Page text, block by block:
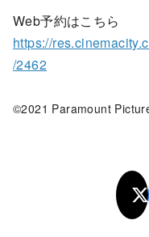
Web予約はこちら
https://
/2462
©2021 Paramount